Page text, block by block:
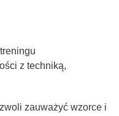
z techniką,
zauważyć wzorce i